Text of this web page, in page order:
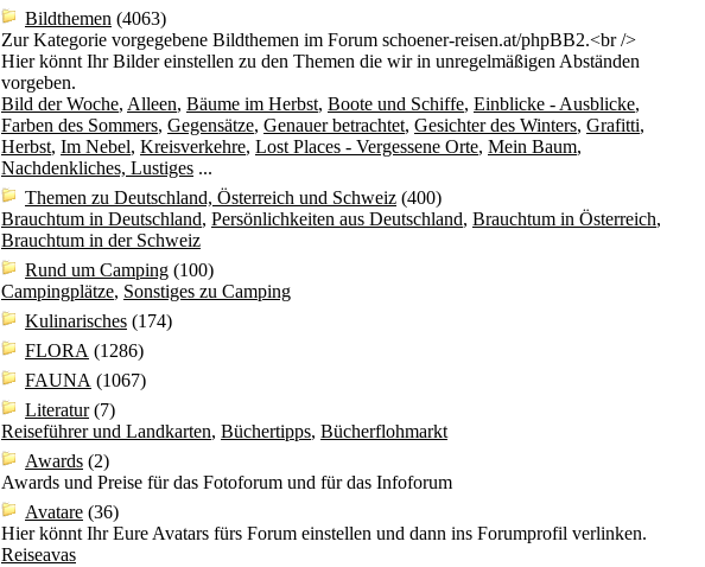
Bildthemen (4063)
Zur Kategorie vorgegebene Bildthemen im Forum schoener-reisen.at/phpBB2.<br />
Hier könnt Ihr Bilder einstellen zu den Themen die wir in unregelmäßigen Abständen
vorgeben.
Bild der Woche, Alleen, Bäume im Herbst, Boote und Schiffe, Einblicke - Ausblicke,
Farben des Sommers, Gegensätze, Genauer betrachtet, Gesichter des Winters, Grafitti,
Herbst, Im Nebel, Kreisverkehre, Lost Places - Vergessene Orte, Mein Baum,
Nachdenkliches, Lustiges ...
Themen zu Deutschland, Österreich und Schweiz (400)
Brauchtum in Deutschland, Persönlichkeiten aus Deutschland, Brauchtum in Österreich,
Brauchtum in der Schweiz
Rund um Camping (100)
Campingplätze, Sonstiges zu Camping
Kulinarisches (174)
FLORA (1286)
FAUNA (1067)
Literatur(7)
Reiseführer und Landkarten, Büchertipps, Bücherflohmarkt
Awards (2)
Awards und Preise für das Fotoforum und für das Infoforum
Avatare (36)
Hier könnt Ihr Eure Avatars fürs Forum einstellen und dann ins Forumprofil verlinken.
Reiseavas